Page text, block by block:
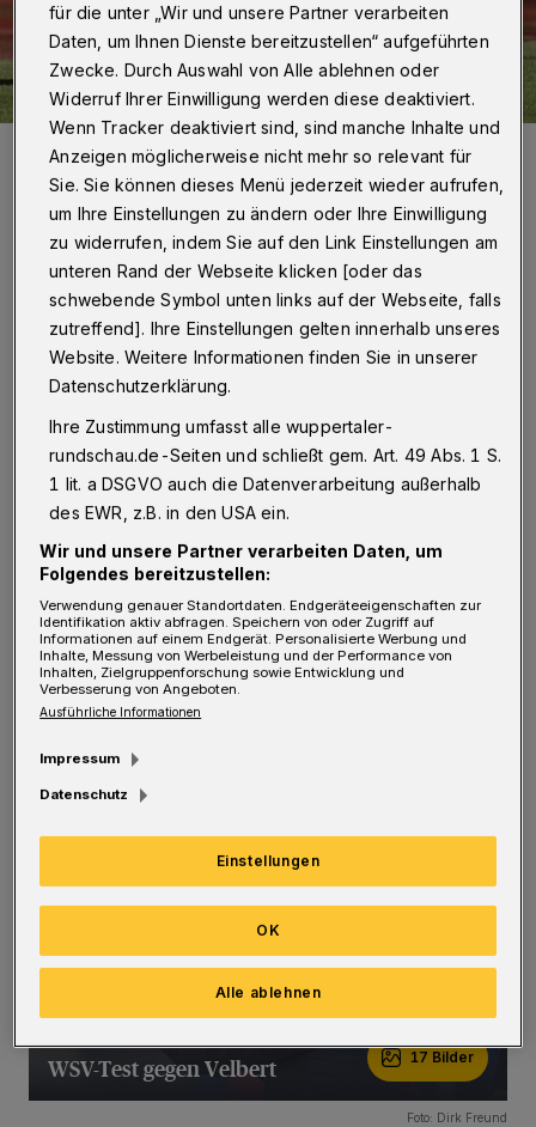
Mert Göckan (vorne) am Ball.
Von Jörn Koldehoff
D er WSV, der die ersten vier Testspiele
für sich entschieden hatte, startete mit
Paul Grave im Tor, Philipp Hanke, Niklas
Dams, Lion Schweers und Mert Göckan in der
Verteidigung, Tobias Peitz, Lukas Demming,
Marco Terrazzino und Hüseyin Bulut im
Mittelfeld sowie Kevin Hagemann und Damjan
Marceta im Sturm. Die Neuzugänge Migel-
Max Schmeling und Krystian Wozniak saßen
auf der Bank. Kevin Pytlik fehlte verletzt
(Muskelfaserriss).
WSV-Test gegen Velbert 17 Bilder
Foto: Dirk Freund
für die unter „Wir und unsere Partner verarbeiten
Daten, um Ihnen Dienste bereitzustellen“ aufgeführten
Zwecke. Durch Auswahl von Alle ablehnen oder
Widerruf Ihrer Einwilligung werden diese deaktiviert.
Wenn Tracker deaktiviert sind, sind manche Inhalte und
Anzeigen möglicherweise nicht mehr so relevant für
Sie. Sie können dieses Menü jederzeit wieder aufrufen,
um Ihre Einstellungen zu ändern oder Ihre Einwilligung
zu widerrufen, indem Sie auf den Link Einstellungen am
unteren Rand der Webseite klicken [oder das
schwebende Symbol unten links auf der Webseite, falls
zutreffend]. Ihre Einstellungen gelten innerhalb unseres
Website. Weitere Informationen finden Sie in unserer
Datenschutzerklärung.
Ihre Zustimmung umfasst alle wuppertaler-
rundschau.de-Seiten und schließt gem. Art. 49 Abs. 1 S.
1 lit. a DSGVO auch die Datenverarbeitung außerhalb
des EWR, z.B. in den USA ein.
Wir und unsere Partner verarbeiten Daten, um
Folgendes bereitzustellen:
Verwendung genauer Standortdaten. Endgeräteeigenschaften zur
Identifikation aktiv abfragen. Speichern von oder Zugriff auf
Informationen auf einem Endgerät. Personalisierte Werbung und
Inhalte, Messung von Werbeleistung und der Performance von
Inhalten, Zielgruppenforschung sowie Entwicklung und
Verbesserung von Angeboten.
Ausführliche Informationen
Impressum
Datenschutz
Einstellungen
Alle ablehnen
OK